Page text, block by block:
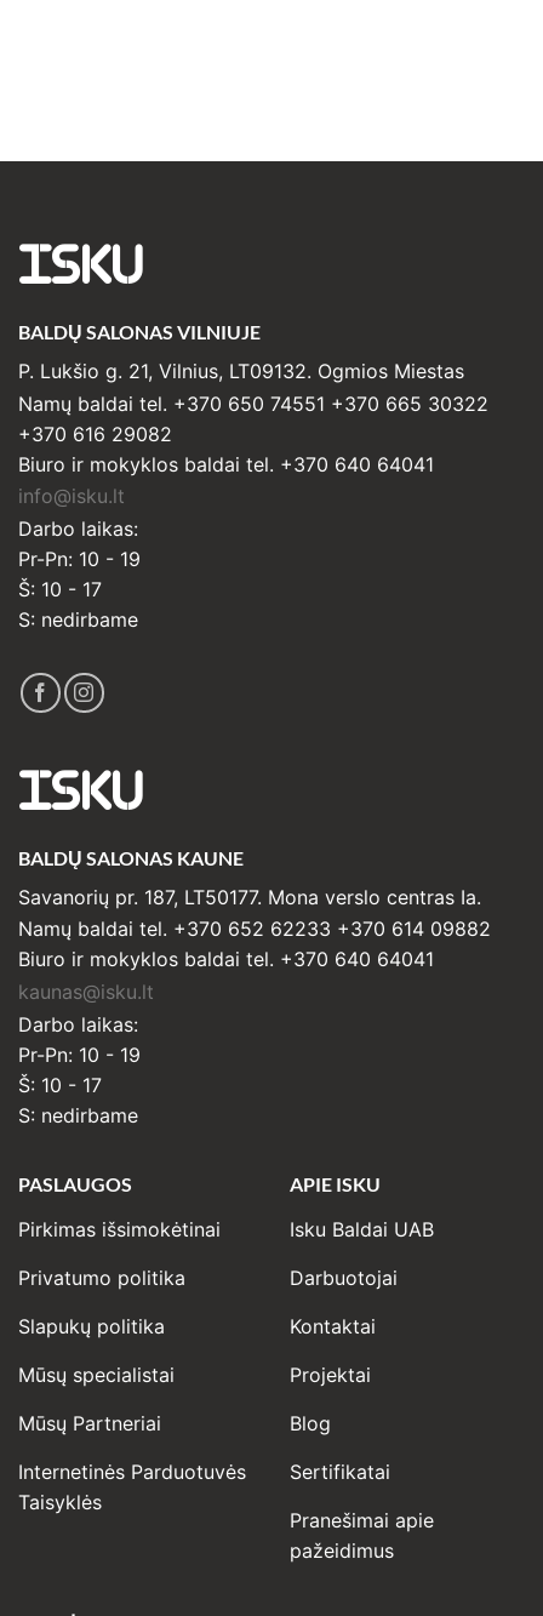
ISKU
BALDŲ SALONAS VILNIUJE
P. Lukšio g. 21, Vilnius, LT09132. Ogmios Miestas
Namų baldai tel. +370 650 74551 +370 665 30322
+370 616 29082
Biuro ir mokyklos baldai tel. +370 640 64041
info@isku.lt
Darbo laikas:
Pr-Pn: 10 - 19
Š: 10 - 17
S: nedirbame
ISKU
BALDŲ SALONAS KAUNE
Savanorių pr. 187, LT50177. Mona verslo centras Ia.
Namų baldai tel. +370 652 62233 +370 614 09882
Biuro ir mokyklos baldai tel. +370 640 64041
kaunas@isku.lt
Darbo laikas:
Pr-Pn: 10 - 19
Š: 10 - 17
S: nedirbame
PASLAUGOS
Pirkimas išsimokėtinai
Privatumo politika
Slapukų politika
Mūsų specialistai
Mūsų Partneriai
Internetinės Parduotuvės
Taisyklės
APIE ISKU
Isku Baldai UAB
Darbuotojai
Kontaktai
Projektai
Blog
Sertifikatai
Pranešimai apie
pažeidimus